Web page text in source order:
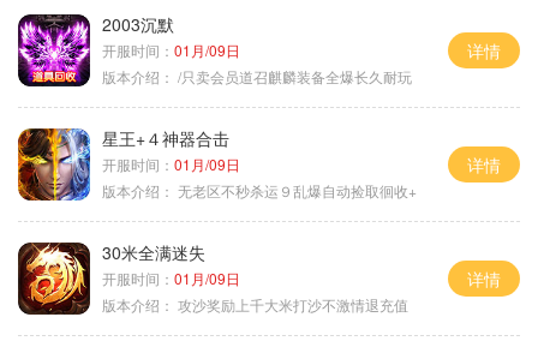
2003沉默
开服时间： 01月/09日
版本介绍： /只卖会员道召麒麟装备全爆长久耐玩
详情
星王+４神器合击
开服时间： 01月/09日
版本介绍： 无老区不秒杀运９乱爆自动捡取徊收+
详情
30米全满迷失
开服时间： 01月/09日
版本介绍： 攻沙奖励上千大米打沙不激情退充值
详情